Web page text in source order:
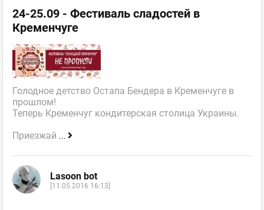
24-25.09 - Фестиваль сладостей в
Кременчуге
Голодное детство Остапа Бендера в Кременчуге в
прошлом!
Теперь Кременчуг кондитерская столица Украины.
Приезжай ...
Lasoon bot
[11.05.2016 16:13]